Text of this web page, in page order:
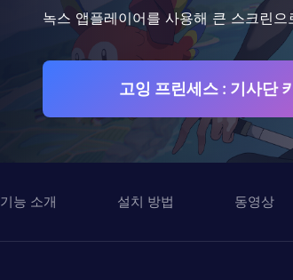
녹스 앱플레이어를 사용해 큰 스크린
고잉 프린세스 : 기사단
기능 소개 설치 방법 동영상